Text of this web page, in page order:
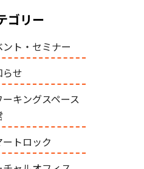
ゴリー
ント・セミナー
らせ
ーキングスペース
ートロック